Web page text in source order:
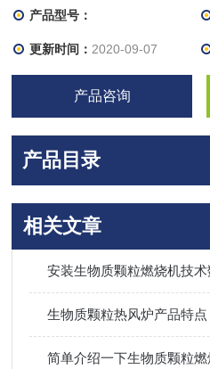
水质二次污染
产品型号：
更新时间： 2020-09-07
产品咨询
产品目录
相关文章
安装生物质颗粒燃烧机技
生物质颗粒热风炉产品特点
简单介绍一下生物质颗粒